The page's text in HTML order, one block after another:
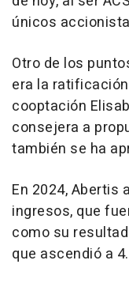
únicos
Otro de los
era la
cooptación
consejera a
también se ha
En 2024, Abertis
ingresos, que
como su
que ascendió a